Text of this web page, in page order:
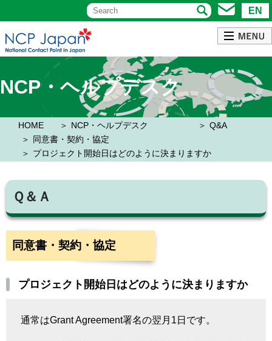
EN
NCP・ヘルプデスク
HOME NCP・ヘルプデスク
Q&A
同意書・契約・協定
プロジェクト開始日はどのように決まりますか
Ｑ＆Ａ
同意書・契約・協定
プロジェクト開始日はどのように決まりますか
通常はGrant Agreement署名の翌月 1 日です。